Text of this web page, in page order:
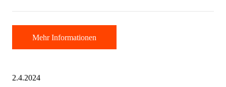
Mehr Informationen
2.4.2024